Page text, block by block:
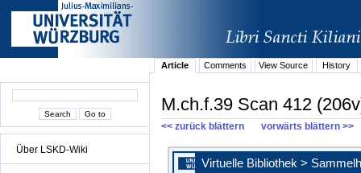
Über LSKD-Wiki
Article Comments View Source History
M.ch.f.39 Scan 412
<< zurück blättern vorwärts blättern >>